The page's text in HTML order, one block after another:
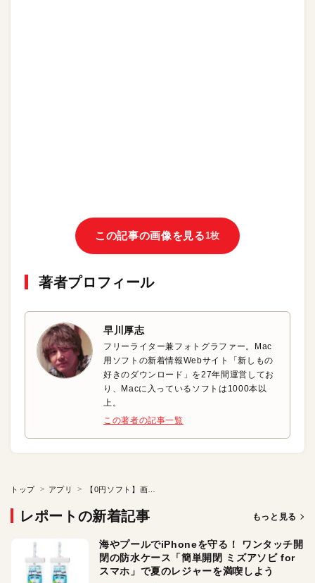
この記事の画像を見る1枚
著者プロフィール
早川厚志
フリーライター兼フォトグラファー。Mac
用ソフトの新着情報Webサイト「新しもの
好きのダウンロード」を27年間運営してお
り、Macに入っているソフトは1000本以
上。
この著者の記事一覧
トップ アプリ 【0円ソフト】画像をレゴで再現できるモザイク画に変換
レポートの新着記事 もっと見る
海やプールでiPhoneを守る！ ワンタッチ開
閉の防水ケース「簡単開閉 ミズアソビ for
スマホ」で夏のレジャーを満喫しよう